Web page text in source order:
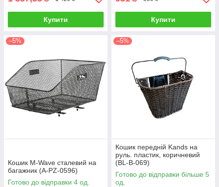
Купити Купити
–5%
Кошик M-Wave сталевий на
багажник (A-PZ-0596)
Готово до відправки 4 од.
–5%
Кошик передній Kands на
руль. пластик, коричневий
(BL-B-069)
Готово до відправки більше 5
од.